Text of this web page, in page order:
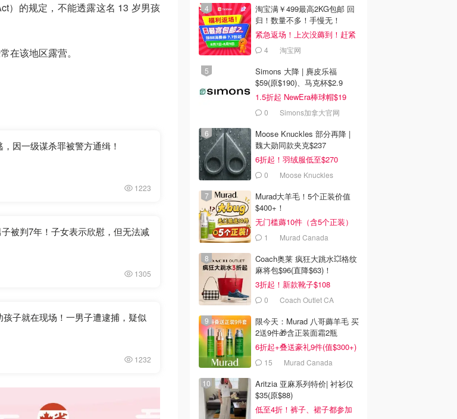
）的规定，不能透露这名 13 岁男孩
在该地区露营。
因一级谋杀罪被警方通缉！
1223
被判7年！子女表示欣慰，但无法减
1305
子就在现场！一男子遭逮捕，疑似
1232
淘宝满￥499最高2KG包邮 回
归！数量不多！手慢无！
紧急返场！上次没薅到！赶紧
冲 4 淘宝网
Simons 大降 | 麂皮乐福
$59(原$190)、马克杯$2.9
1.5折起 NewEra棒球帽$19
0 Simons加拿大官网
Moose Knuckles 部分再降 |
魏大勋同款夹克$237
6折起！羽绒服低至$270
0 Moose Knuckles
Murad大羊毛！5个正装价值
$400+！
无门槛薅10件（含5个正装）
1 Murad Canada
Coach奥莱 疯狂大跳水💥格纹
麻将包$96(直降$63)！
3折起！新款靴子$108
0 Coach Outlet CA
限今天：Murad 八哥薅羊毛 买
2送9件🎁含正装面霜2瓶
6折起+叠送豪礼9件(值$300+)
15 Murad Canada
Aritzia 亚麻系列特价| 衬衫仅
$35(原$88)
低至4折！裤子、裙子都参加